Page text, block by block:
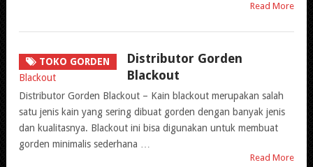
Read More
TOKO GORDEN
Distributor Gorden
Blackout
Distributor Gorden Blackout – Kain blackout merupakan salah
satu jenis kain yang sering dibuat gorden dengan banyak jenis
dan kualitasnya. Blackout ini bisa digunakan untuk membuat
gorden minimalis sederhana …
Read More